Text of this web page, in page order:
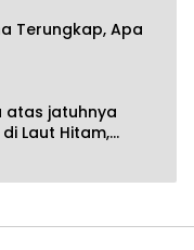
Terungkap, Apa
atas jatuhnya
Laut Hitam,